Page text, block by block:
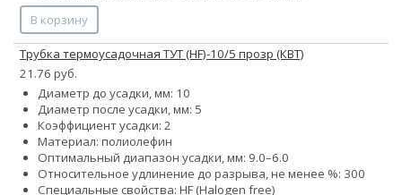
В корзину
Трубка термоусадочная ТУТ (HF)-10/5 прозр (КВТ)
21.76 руб.
Диаметр до усадки, мм: 10
Диаметр после усадки, мм: 5
Коэффициент усадки: 2
Материал: полиолефин
Оптимальный диапазон усадки, мм: 9.0–6.0
Относительное удлинение до разрыва, не менее %: 300
Специальные свойства: HF (Halogen free)